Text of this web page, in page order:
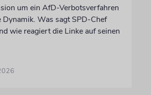
um ein AfD-Verbotsverfahren
Dynamik. Was sagt SPD-Chef
wie reagiert die Linke auf seinen